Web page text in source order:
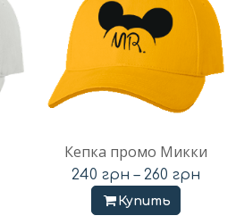
Кепка промо Микки
240 грн – 260 грн
Купить